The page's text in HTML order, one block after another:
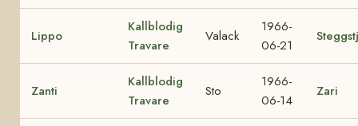
Lippo
Kallblodig
Travare
Valack
1966-
06-21
Zanti
Kallblodig
Travare
Sto
1966-
06-14
Zari